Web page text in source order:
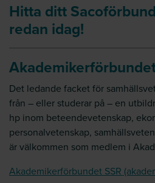
Hitta ditt
redan idag!
Det ledande facket för
från – eller studerar på – en
hp inom beteendevetenskap,
personalvetenskap,
är välkommen som medlem i
Akademikerförbundet SSR